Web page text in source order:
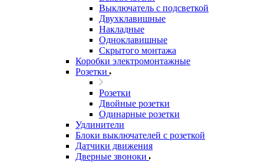
Выключатель с подсветкой
Двухклавишные
Накладные
Одноклавишные
Скрытого монтажа
Коробки электромонтажные
Розетки
Розетки
Двойные розетки
Одинарные розетки
Удлинители
Блоки выключателей с розеткой
Датчики движения
Дверные звоноки